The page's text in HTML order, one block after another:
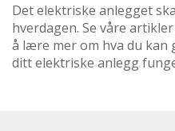
Det elektriske anlegget
hverdagen. Se våre
å lære mer om hva du
ditt elektriske anlegg